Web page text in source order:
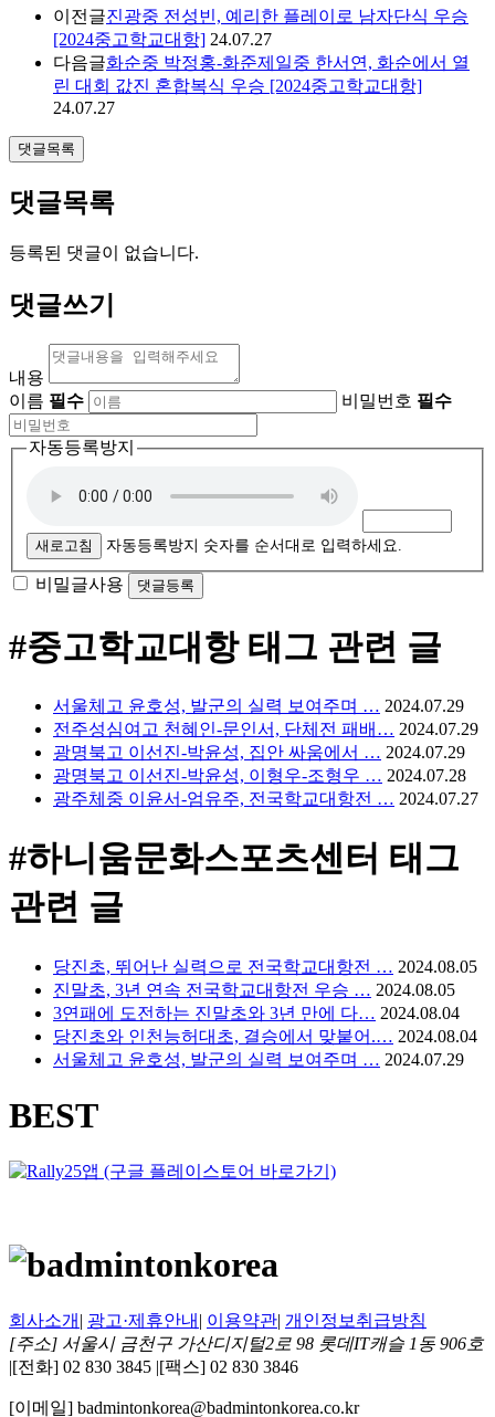
이전글진광중 전성빈, 예리한 플레이로 남자단식 우승
[2024중고학교대항] 24.07.27
다음글화순중 박정홍-화준제일중 한서연, 화순에서 열
린 대회 값진 혼합복식 우승 [2024중고학교대항]
24.07.27
댓글목록
댓글목록
등록된 댓글이 없습니다.
댓글쓰기
내용
이름 필수 비밀번호 필수
자동등록방지
새로고침 자동등록방지 숫자를 순서대로 입력하세요.
비밀글사용
#중고학교대항태그 관련 글
서울체고 윤호성, 발군의 실력 보여주며 … 2024.07.29
전주성심여고 천혜인-문인서, 단체전 패배… 2024.07.29
광명북고 이선진-박윤성, 집안 싸움에서 … 2024.07.29
광명북고 이선진-박윤성, 이형우-조형우 … 2024.07.28
광주체중 이윤서-엄유주, 전국학교대항전 … 2024.07.27
#하니움문화스포츠센터 태그
관련 글
당진초, 뛰어난 실력으로 전국학교대항전 … 2024.08.05
진말초, 3년 연속 전국학교대항전 우승 … 2024.08.05
3연패에 도전하는 진말초와 3년 만에 다… 2024.08.04
당진초와 인천능허대초, 결승에서 맞붙어.… 2024.08.04
서울체고 윤호성, 발군의 실력 보여주며 … 2024.07.29
BEST
회사소개 | 광고·제휴안내 | 이용약관| 개인정보취급방침
[주소] 서울시 금천구 가산디지털2로 98 롯데IT캐슬 1동 906호
|[전화] 02 830 3845 |[팩스] 02 830 3846
[이메일] badmintonkorea@badmintonkorea.co.kr